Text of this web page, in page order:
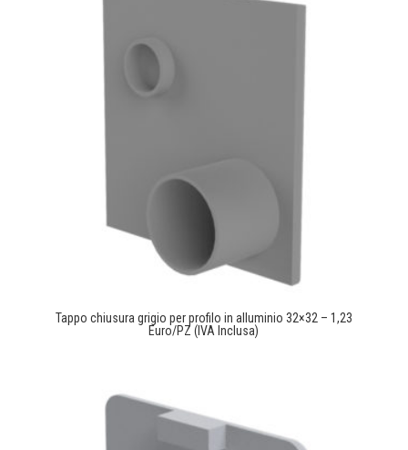
Tappo chiusura grigio per profilo in alluminio 32×32 – 1,23
Euro/PZ (IVA Inclusa)